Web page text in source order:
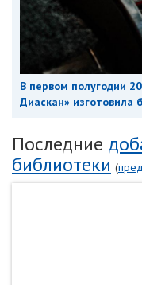
В первом полугодии
Диаскан» изготовила
Последние
библиотеки (